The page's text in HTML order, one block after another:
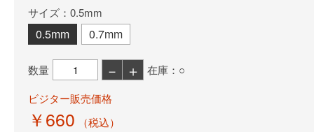
サイズ：0.5mm
0.5mm 0.7mm
数量 － ＋
在庫：○
ビジター販売価格
￥660 （税込）